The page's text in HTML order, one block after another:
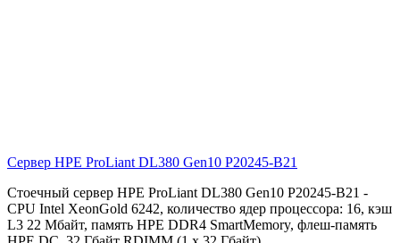
Сервер HPE ProLiant DL380 Gen10 P20245-B21
Стоечный сервер HPE ProLiant DL380 Gen10 P20245-B21 -
CPU Intel XeonGold 6242, количество ядер процессора: 16, кэш
L3 22 Мбайт, память HPE DDR4 SmartMemory, флеш-память